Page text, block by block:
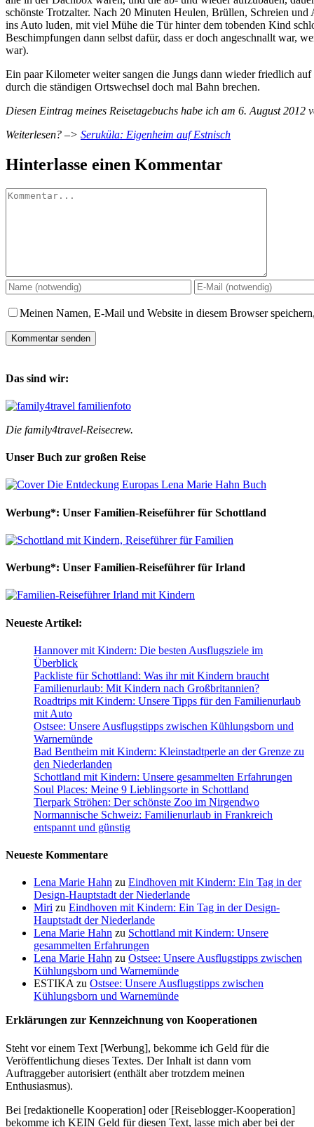
schönste Trotzalter. Nach 20 Minuten Heulen, Brüllen, Schreien
ins Auto luden, mit viel Mühe die Tür hinter dem tobenden Kind
Beschimpfungen dann selbst dafür, dass er doch angeschnallt war,
war).
Ein paar Kilometer weiter sangen die Jungs dann wieder friedlich
durch die ständigen Ortswechsel doch mal Bahn brechen.
Diesen Eintrag meines Reisetagebuchs habe ich am 6. August 2012
Weiterlesen? –> Seruküla: Eigenheim auf Estnisch
Hinterlasse einen Kommentar
Kommentar
Meinen Namen, E-Mail und Website in diesem Browser
Das sind wir:
Die family4travel-Reisecrew.
Unser Buch zur großen Reise
Werbung*: Unser Familien-Reiseführer für Schottland
Werbung*: Unser Familien-Reiseführer für Irland
Neueste Artikel:
Hannover mit Kindern: Die besten Ausflugsziele im
Überblick
Packliste für Schottland: Was ihr mit Kindern braucht
Familienurlaub: Mit Kindern nach Großbritannien?
Roadtrips mit Kindern: Unsere Tipps für den Familienurlaub
mit Auto
Ostsee: Unsere Ausflugstipps zwischen Kühlungsborn und
Warnemünde
Bad Bentheim mit Kindern: Kleinstadtperle an der Grenze zu
den Niederlanden
Schottland mit Kindern: Unsere gesammelten Erfahrungen
Soul Places: Meine 9 Lieblingsorte in Schottland
Tierpark Ströhen: Der schönste Zoo im Nirgendwo
Normannische Schweiz: Familienurlaub in Frankreich
entspannt und günstig
Neueste Kommentare
Lena Marie Hahn zu Eindhoven mit Kindern: Ein Tag in der
Design-Hauptstadt der Niederlande
Miri zu Eindhoven mit Kindern: Ein Tag in der Design-
Hauptstadt der Niederlande
Lena Marie Hahn zu Schottland mit Kindern: Unsere
gesammelten Erfahrungen
Lena Marie Hahn zu Ostsee: Unsere Ausflugstipps zwischen
Kühlungsborn und Warnemünde
ESTIKAzu Ostsee: Unsere Ausflugstipps zwischen
Kühlungsborn und Warnemünde
Erklärungen zur Kennzeichnung von Kooperationen
Steht vor einem Text [Werbung], bekomme ich Geld für die
Veröffentlichung dieses Textes. Der Inhalt ist dann vom
Auftraggeber autorisiert (enthält aber trotzdem meinen
Enthusiasmus).
Bei [redaktionelle Kooperation] oder [Reiseblogger-Kooperation]
bekomme ich KEIN Geld für diesen Text, lasse mich aber bei der